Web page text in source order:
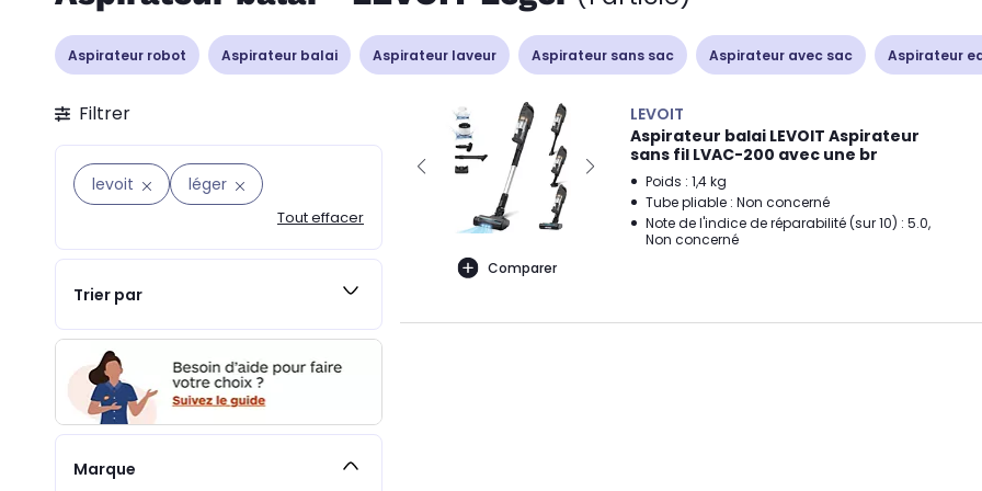
Aspirateur robot Aspirateur balai Aspirateur laveur Aspirateur sans sac Aspirateur avec sac Aspirateur
Filtrer
levoit léger
Tout effacer
Trier par
Marque
Comparer
LEVOIT
Aspirateur balai LEVOIT Aspirateur
sans fil LVAC-200 avec une br
Poids : 1,4 kg
Tube pliable : Non concerné
Note de l'indice de réparabilité (sur 10) : 5.0,
Non concerné